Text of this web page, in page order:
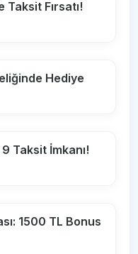
Fırsatı!
Hediye
Taksit İmkanı!
1500 TL Bonus